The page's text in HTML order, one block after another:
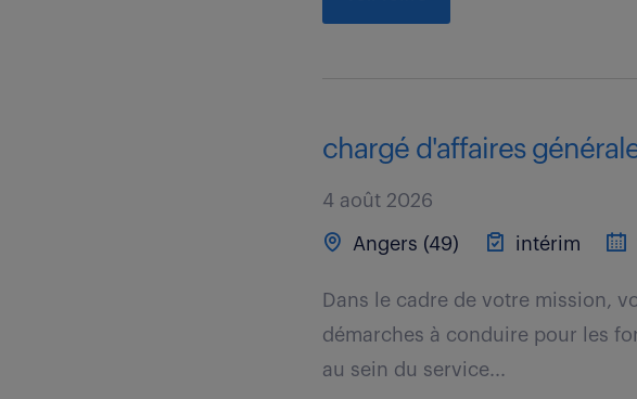
chargé d'affaires
4 août 2026
Angers (49) intérim
Dans le cadre de votre mission,
démarches à conduire pour les
au sein du service...